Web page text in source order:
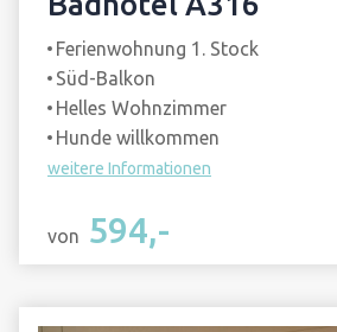
Ferienwohnung 1. Stock
Süd-Balkon
Helles Wohnzimmer
Hunde willkommen
weitere Informationen
von 594,-